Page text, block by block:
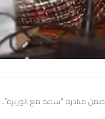
ضمن مبادرة “ساعة مع الوزيرة”..